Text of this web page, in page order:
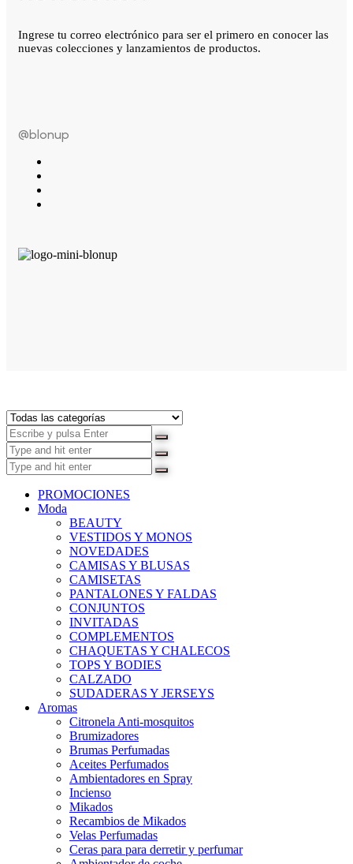
Ingrese tu correo electrónico para ser el primero en conocer las
nuevas colecciones y lanzamientos de productos.
@blonup
PROMOCIONES
Moda
BEAUTY
VESTIDOS Y MONOS
NOVEDADES
CAMISAS Y BLUSAS
CAMISETAS
PANTALONES Y FALDAS
CONJUNTOS
INVITADAS
COMPLEMENTOS
CHAQUETAS Y CHALECOS
TOPS Y BODIES
CALZADO
SUDADERAS Y JERSEYS
Aromas
Citronela Anti-mosquitos
Brumizadores
Brumas Perfumadas
Aceites Perfumados
Ambientadores en Spray
Incienso
Mikados
Recambios de Mikados
Velas Perfumadas
Ceras para para derretir y perfumar